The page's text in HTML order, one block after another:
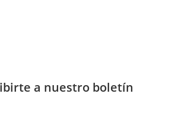
a nuestro boletín